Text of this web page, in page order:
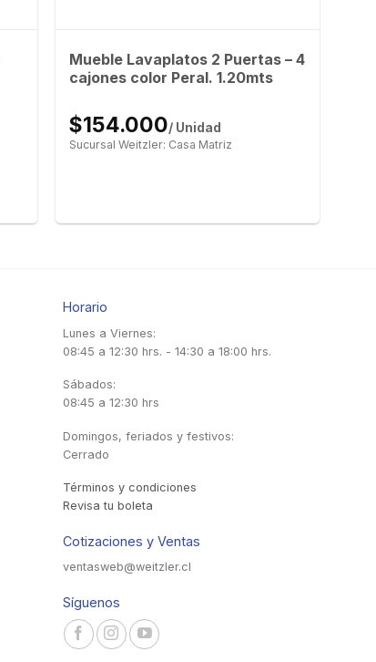
Mueble Lavaplatos 2 Puertas – 4
cajones color Peral. 1.20mts
$154.000/ Unidad
Sucursal Weitzler: Casa Matriz
Horario
Lunes a Viernes:
08:45 a 12:30 hrs. - 14:30 a 18:00 hrs.
Sábados:
08:45 a 12:30 hrs
Domingos, feriados y festivos:
Cerrado
Términos y condiciones
Revisa tu boleta
Cotizaciones y Ventas
ventasweb@weitzler.cl
Síguenos